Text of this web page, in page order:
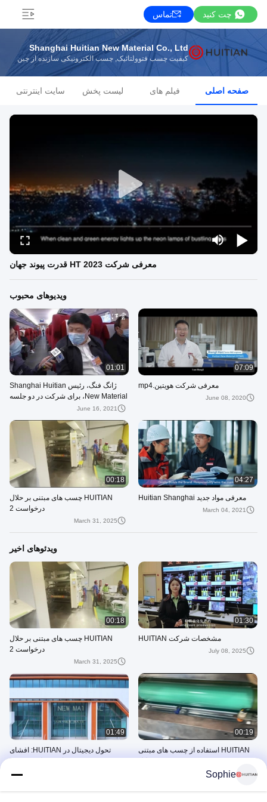
چت کنید تماس
Shanghai Huitian New Material Co., Ltd
کیفیت چسب فتوولتائیک, چسب الکترونیکی سازنده از چین
صفحه اصلی فیلم های لیست پخش سایت اینترنتی
معرفی شرکت HT 2023 قدرت پیوند جهان
ویدیوهای محبوب
07:09
معرفی شرکت هویتین.mp4
June 08, 2020
01:01
ژانگ فنگ، رئیس Shanghai Huitian
New Material، برای شرکت در دو جلسه
June 16, 2021
04:27
معرفی مواد جدید Huitian Shanghai
March 04, 2021
00:18
HUITIAN چسب های مبتنی بر حلال
درخواست 2
March 31, 2025
ویدئوهای اخیر
01:30
مشخصات شرکت HUITIAN
July 08, 2025
00:18
HUITIAN چسب های مبتنی بر حلال
درخواست 2
March 31, 2025
00:19
HUITIAN استفاده از چسب های مبتنی
March 31, 2025
01:49
تحول دیجیتال در HUITIAN: افشای
جادوی تولید هوشمند
Sophie